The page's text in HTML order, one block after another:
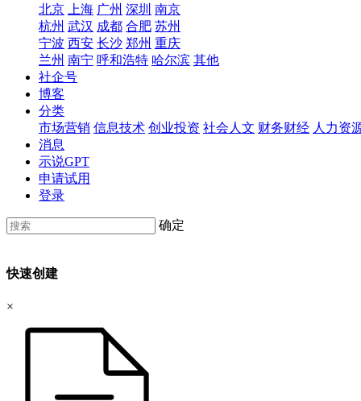
北京
上海 广州 深圳 南京
杭州 武汉 成都 合肥 苏州
宁波 西安 长沙 郑州 重庆
兰州 南宁 呼和浩特 哈尔滨 其他
社企号
博客
分类
市场营销 信息技术 创业投资 社会人文 财务财经 人力资
消息
示说GPT
申请试用
登录
确定
快速创建
×